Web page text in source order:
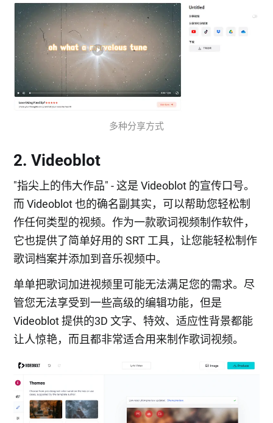
多种分享方式
2. Videoblot
"指尖上的伟大作品" - 这是 Videoblot 的宣传口号。
而 Videoblot 也的确名副其实，可以帮助您轻松制
作任何类型的视频。作为一款歌词视频制作软件，
它也提供了简单好用的 SRT 工具，让您能轻松制作
歌词档案并添加到音乐视频中。
单单把歌词加进视频里可能无法满足您的需求。尽
管您无法享受到一些高级的编辑功能，但是
Videoblot 提供的3D 文字、特效、适应性背景都能
让人惊艳，而且都非常适合用来制作歌词视频。